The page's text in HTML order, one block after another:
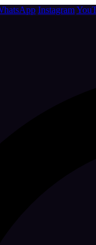
Instagram